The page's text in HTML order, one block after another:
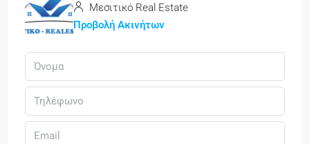
Μεσιτικό Real Estate
Προβολή Ακινήτων